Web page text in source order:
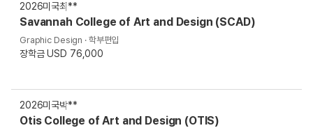
2026미국최**
Savannah College of Art and Design (SCAD)
Graphic Design · 학부편입
장학금 USD 76,000
2026미국박**
Otis College of Art and Design (OTIS)